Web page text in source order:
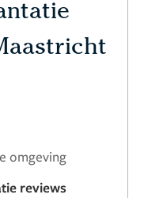
omgeving
reviews